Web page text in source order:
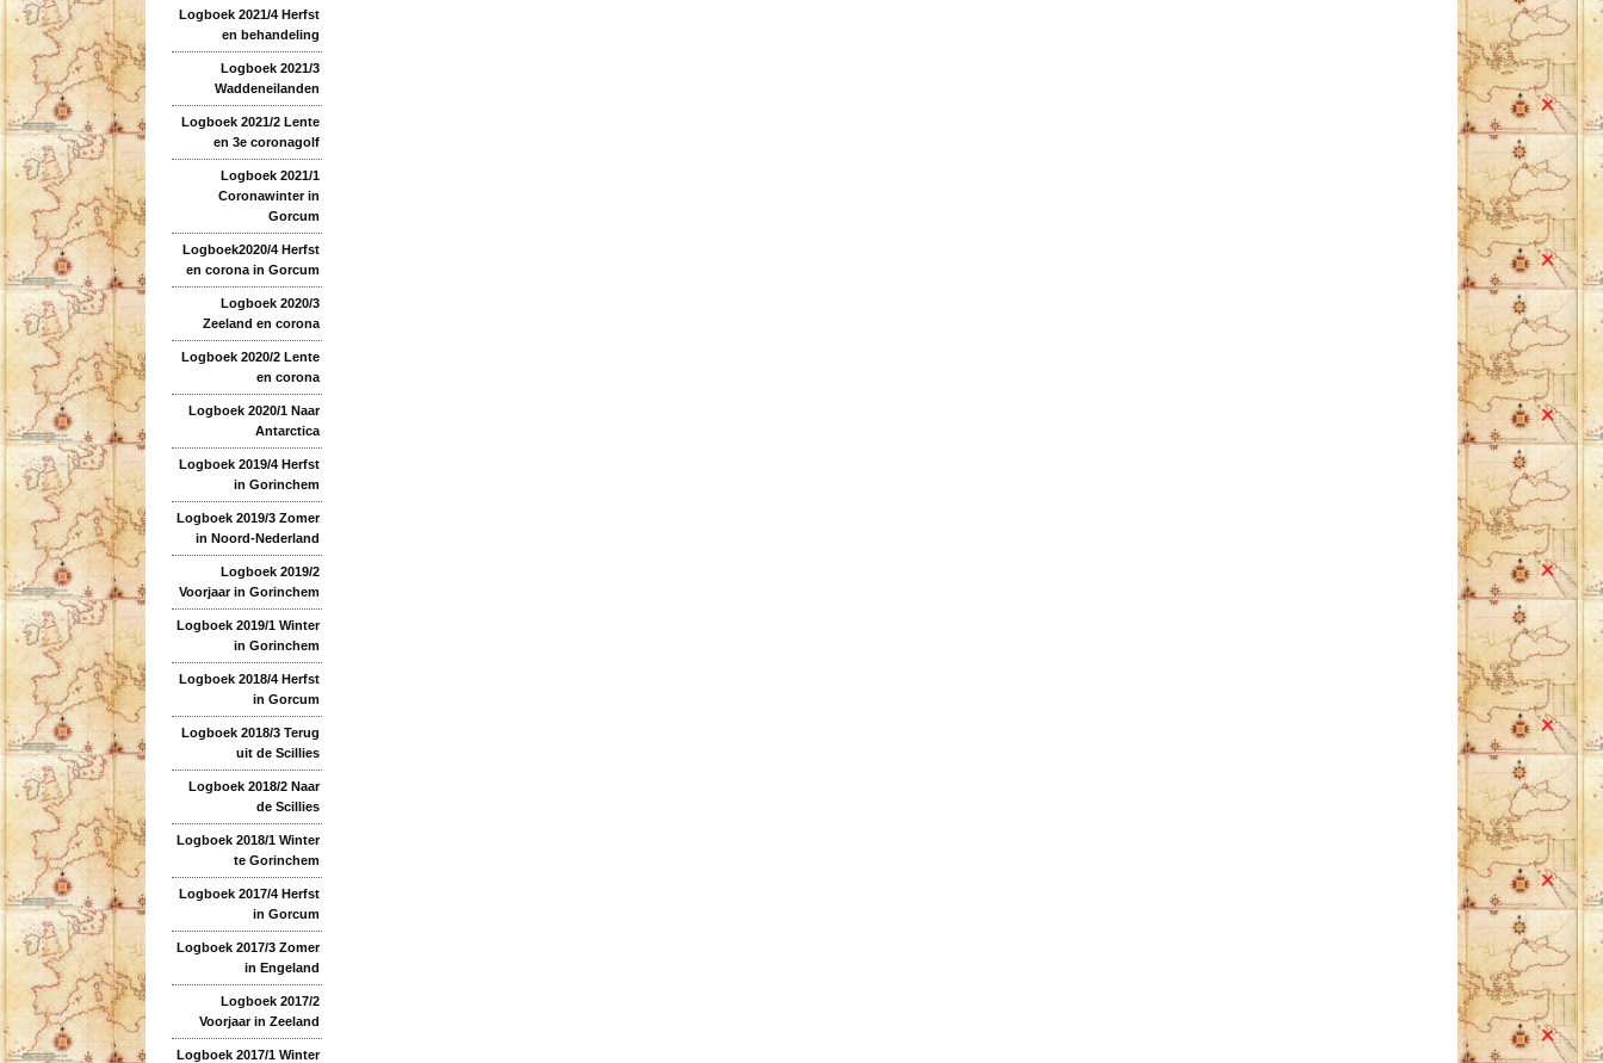
Logboek 2021/4 Herfst
en behandeling
Logboek 2021/3
Waddeneilanden
Logboek 2021/2 Lente
en 3e coronagolf
Logboek 2021/1
Coronawinter in
Gorcum
Logboek2020/4 Herfst
en corona in Gorcum
Logboek 2020/3
Zeeland en corona
Logboek 2020/2 Lente
en corona
Logboek 2020/1 Naar
Antarctica
Logboek 2019/4 Herfst
in Gorinchem
Logboek 2019/3 Zomer
in Noord-Nederland
Logboek 2019/2
Voorjaar in Gorinchem
Logboek 2019/1 Winter
in Gorinchem
Logboek 2018/4 Herfst
in Gorcum
Logboek 2018/3 Terug
uit de Scillies
Logboek 2018/2 Naar
de Scillies
Logboek 2018/1 Winter
te Gorinchem
Logboek 2017/4 Herfst
in Gorcum
Logboek 2017/3 Zomer
in Engeland
Logboek 2017/2
Voorjaar in Zeeland
Logboek 2017/1 Winter